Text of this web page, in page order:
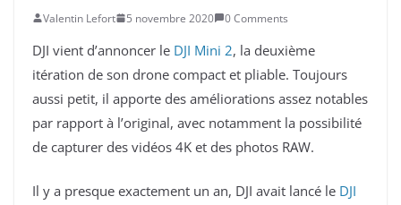
Valentin Lefort 5 novembre 2020 0 Comments
DJI vient d’annoncer le DJI Mini 2, la deuxième
itération de son drone compact et pliable. Toujours
aussi petit, il apporte des améliorations assez notables
par rapport à l’original, avec notamment la possibilité
de capturer des vidéos 4K et des photos RAW.
Il y a presque exactement un an, DJI avait lancé le DJI